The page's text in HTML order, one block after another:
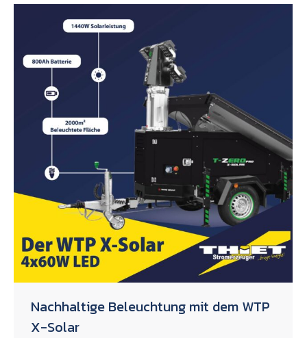
Nachhaltige Beleuchtung mit dem WTP
X-Solar